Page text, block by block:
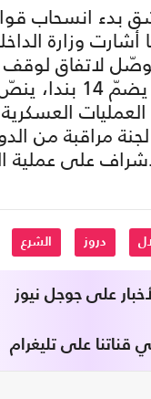
بدء انسحاب
أشارت وزارة
لاتفاق لوقف
في السويداء، يضمّ 14
مراقبة من
على عملية
دروز الشرع
على جوجل نيوز
قناتنا على تليغرام